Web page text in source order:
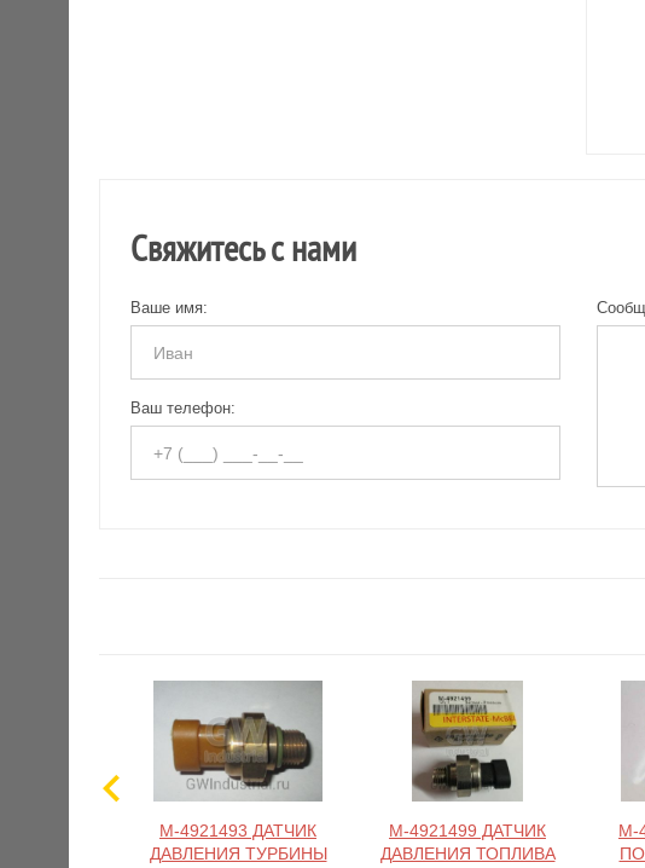
Свяжитесь с нами
Ваше имя:
Ваш телефон:
M-4921493 ДАТЧИК
ДАВЛЕНИЯ ТУРБИНЫ
M-4921499 ДАТЧИК
ДАВЛЕНИЯ ТОПЛИВА
M-